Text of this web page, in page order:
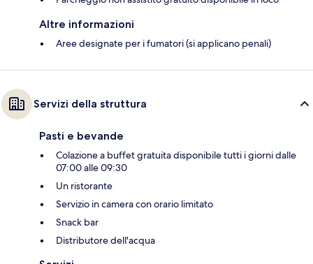
Altre informazioni
Aree designate per i fumatori (si applicano penali)
Servizi della struttura
Pasti e bevande
Colazione a buffet gratuita disponibile tutti i giorni dalle
07:00 alle 09:30
Un ristorante
Servizio in camera con orario limitato
Snack bar
Distributore dell'acqua